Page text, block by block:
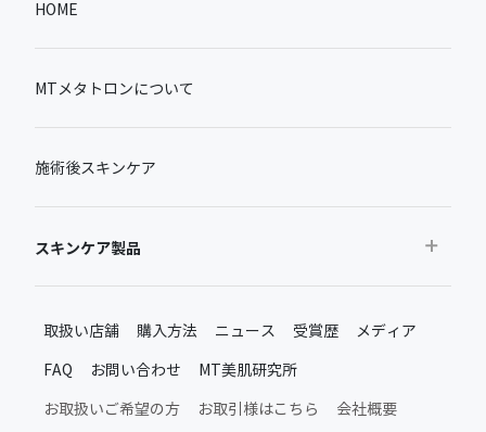
HOME
MTメタトロンについて
施術後スキンケア
スキンケア製品
MTメタトロン新製品・限定品
取扱い店舗 購入方法 ニュース 受賞歴 メディア
FAQ お問い合わせ MT美肌研究所
お取扱いご希望の方 お取引様はこちら 会社概要